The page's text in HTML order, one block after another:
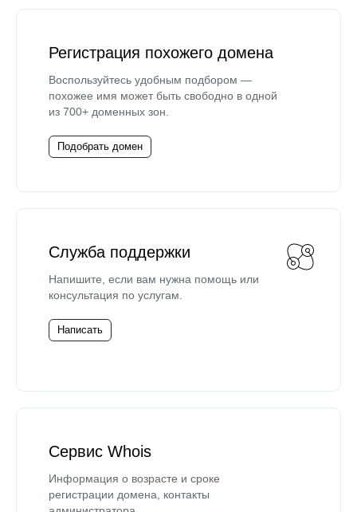
Регистрация похожего домена
Воспользуйтесь удобным подбором —
похожее имя может быть свободно в одной
из 700+ доменных зон.
Подобрать домен
Служба поддержки
Напишите, если вам нужна помощь или
консультация по услугам.
Написать
Сервис Whois
Информация о возрасте и сроке
регистрации домена, контакты